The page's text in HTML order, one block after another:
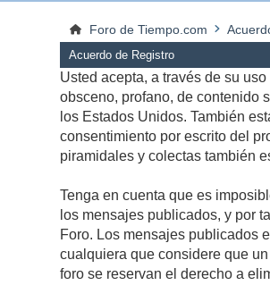
Foro de Tiempo.com
Acuerdo de Registro
Usted acepta, a través de su
obsceno, profano, de contenido
los Estados Unidos. También
consentimiento por escrito del
piramidales y colectas también
Tenga en cuenta que es
los mensajes publicados, y por
Foro. Los mensajes publicados
cualquiera que considere que
foro se reservan el derecho a